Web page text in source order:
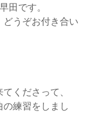
田です。
うぞお付き合い
くださって、
の練習をしまし